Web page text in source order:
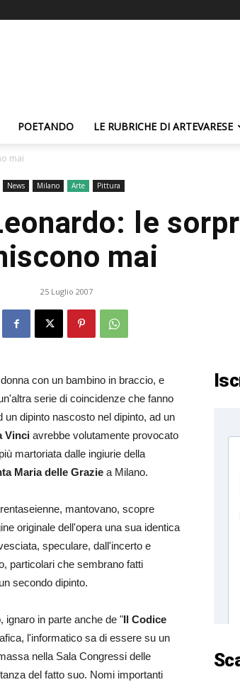
POETANDO LE RUBRICHE DI ARTEVARESE
mai
News Milano Arte Pittura
le
mai
25 Luglio 2007
con un bambino in braccio, e
serie di coincidenze che fanno
dipinto nascosto nel dipinto, ad un
Vinci avrebbe volutamente provocato
martoriata dalle ingiurie della
Maria delle Grazie a Milano.
mantovano, scopre
originale dell'opera una sua identica
speculare, dall'incerto e
particolari che sembrano fatti
secondo dipinto.
ignaro in parte anche de "Il Codice
l'informatico sa di essere su un
nella Sala Congressi delle
del fatto suo. Nomi importanti